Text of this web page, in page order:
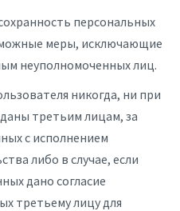
персональных
меры, исключающие
неуполномоченных лиц.
никогда, ни при
третьим лицам, за
с исполнением
либо в случае, если
дано согласие
третьему лицу для